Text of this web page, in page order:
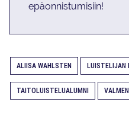
epäonnistumisiin!
ALIISA WAHLSTEN LUISTELIJAN
TAITOLUISTELUALUMNI